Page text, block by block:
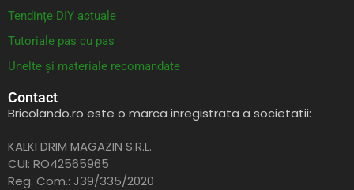
Tendințe DIY actuale
Tutoriale pas cu pas
Unelte și materiale recomandate
Contact
Bricolando.ro este o marca inregistrata a societatii:
KALKI DRIM MAGAZIN S.R.L.
CUI: RO42565965
Reg. Com.: J39/335/2020